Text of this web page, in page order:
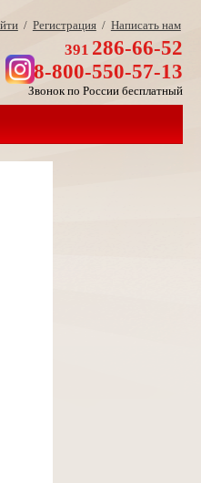
/ Регистрация/ Написать нам
391 286-66-52
8-800-550-57-13
Звонок по России бесплатный